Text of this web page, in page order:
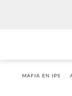
MAFIA EN IPS